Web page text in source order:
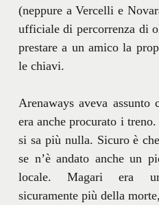
(neppure a Vercelli e
ufficiale di percorrenza di
prestare a un amico la
le chiavi.
Arenaways aveva assunto
era anche procurato i
si sa più nulla. Sicuro è
se n’è andato anche un
locale. Magari era
sicuramente più della